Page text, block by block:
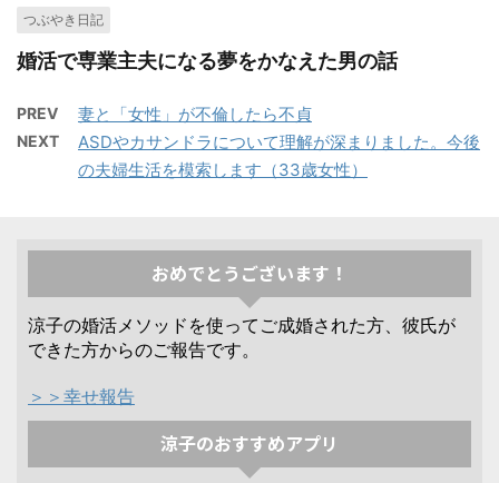
つぶやき日記
婚活で専業主夫になる夢をかなえた男の話
PREV 妻と「女性」が不倫したら不貞
NEXT
ASDやカサンドラについて理解が深まりました。今後
の夫婦生活を模索します（33歳女性）
おめでとうございます！
涼子の婚活メソッドを使ってご成婚された方、彼氏が
できた方からのご報告です。
＞＞幸せ報告
涼子のおすすめアプリ